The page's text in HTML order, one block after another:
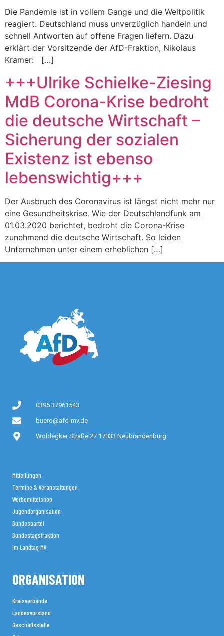
Die Pandemie ist in vollem Gange und die Weltpolitik
reagiert. Deutschland muss unverzüglich handeln und
schnell Antworten auf offene Fragen liefern. Dazu
erklärt der Vorsitzende der AfD-Fraktion, Nikolaus
Kramer: […]
+++Ulrike Schielke-Ziesing
MdB Corona-Krise bedroht
die deutsche Wirtschaft –
Sicherung der sozialen
Existenz ist ebenso
lebenswichtig+++
Der Ausbruch des Coronavirus ist längst nicht mehr nur
eine Gesundheitskrise. Wie der Deutschlandfunk am
01.03.2020 berichtet, bedroht die Corona-Krise
zunehmend die deutsche Wirtschaft. So leiden
Unternehmen unter einem erheblichen […]
0395 37961543
buero@afd-mv.de
Woldegker Straße 27 17033 Neubrandenburg
Mitteilungen
Termine & Veranstaltungen
Werbemittelshop
Jugendorganisation
Bundespartei
Bundestagsfraktion
Im Landtag MV
ORGANISATION
Kreisverbände
Landesvorstand
Geschäftsstelle